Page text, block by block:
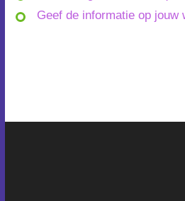
Geef de informatie op jouw